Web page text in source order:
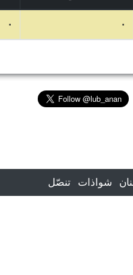
٠ ٠
شواذات تنصّل